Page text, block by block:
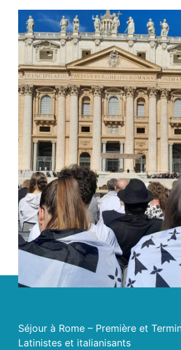
Séjour à Rome – Première et
Latinistes et italianisants